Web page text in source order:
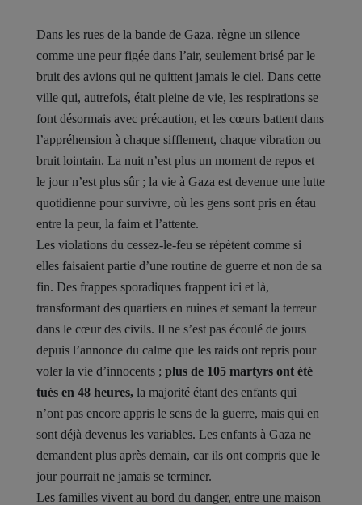
Dans les rues de la bande de Gaza, règne un silence
comme une peur figée dans l’air, seulement brisé par le
bruit des avions qui ne quittent jamais le ciel. Dans cette
ville qui, autrefois, était pleine de vie, les respirations se
font désormais avec précaution, et les cœurs battent dans
l’appréhension à chaque sifflement, chaque vibration ou
bruit lointain. La nuit n’est plus un moment de repos et
le jour n’est plus sûr ; la vie à Gaza est devenue une lutte
quotidienne pour survivre, où les gens sont pris en étau
entre la peur, la faim et l’attente.
Les violations du cessez-le-feu se répètent comme si
elles faisaient partie d’une routine de guerre et non de sa
fin. Des frappes sporadiques frappent ici et là,
transformant des quartiers en ruines et semant la terreur
dans le cœur des civils. Il ne s’est pas écoulé de jours
depuis l’annonce du calme que les raids ont repris pour
voler la vie d’innocents ; plus de 105 martyrs ont été
tués en 48 heures, la majorité étant des enfants qui
n’ont pas encore appris le sens de la guerre, mais qui en
sont déjà devenus les variables. Les enfants à Gaza ne
demandent plus après demain, car ils ont compris que le
jour pourrait ne jamais se terminer.
Les familles vivent au bord du danger, entre une maison